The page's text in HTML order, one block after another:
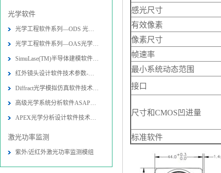
光学软件
光学工程软件系列—ODS 光学设计软件
光学工程软件系列—OAS光学软件
SimuLase(TM)半导体建模软件技术参
红外镜头设计软件技术参数-图片-应用
Diffract光学模拟仿真软件技术参数
高级光学系统分析软件ASAP技术参数-
APEX光学分析设计软件技术参数-图片
激光功率监测
紫外/近红外激光功率监测模组
感光尺寸
有效像素
像素尺寸
帧速率
最小系统动态范围
接口
尺寸和CMOS凹进量
标准软件